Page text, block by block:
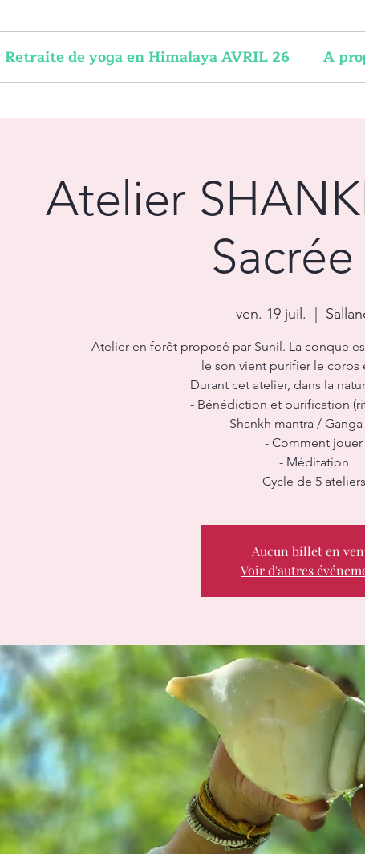
Retraite de yoga en Himalaya AVRIL 26 A
Atelier
Sacrée
ven. 19 juil.
Atelier en forêt proposé par Sunil. La conque
le son vient purifier le corps
Durant cet atelier, dans la
- Bénédiction et purification
- Shankh mantra /
- Comment jouer
- Méditation
Cycle de 5 ateliers
Aucun billet en
Voir d'autres